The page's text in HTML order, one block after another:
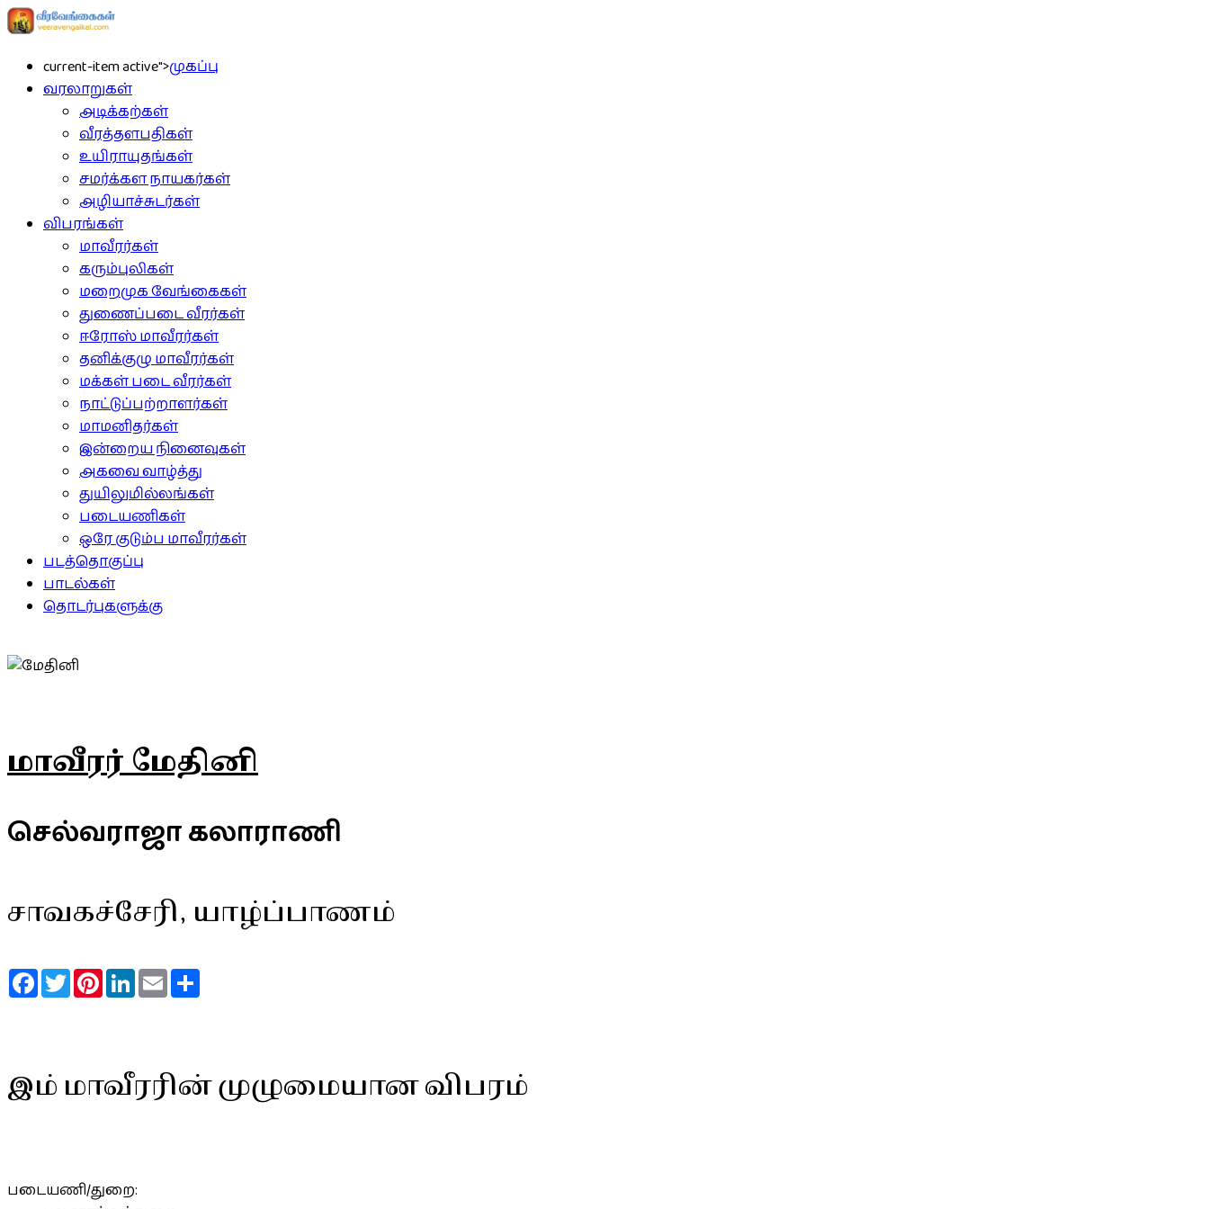
current-item active">முகப்பு
வரலாறுகள்
அடிக்கற்கள்
வீரத்தளபதிகள்
உயிராயுதங்கள்
சமர்க்கள நாயகர்கள்
அழியாச்சுடர்கள்
விபரங்கள்
மாவீரர்கள்
கரும்புலிகள்
மறைமுக வேங்கைகள்
துணைப்படை வீரர்கள்
ஈரோஸ் மாவீரர்கள்
தனிக்குழு மாவீரர்கள்
மக்கள் படை வீரர்கள்
நாட்டுப்பற்றாளர்கள்
மாமனிதர்கள்
இன்றைய நினைவுகள்
அகவை வாழ்த்து
துயிலுமில்லங்கள்
படையணிகள்
ஒரே குடும்ப மாவீரர்கள்
படத்தொகுப்பு
பாடல்கள்
தொடர்புகளுக்கு
மாவீரர் மேதினி
செல்வராஜா கலாராணி
சாவகச்சேரி, யாழ்ப்பாணம்
FacebookTwitterPinterestLinkedInEmail
இம் மாவீரரின் முழுமையான விபரம்
படையணி/துறை: